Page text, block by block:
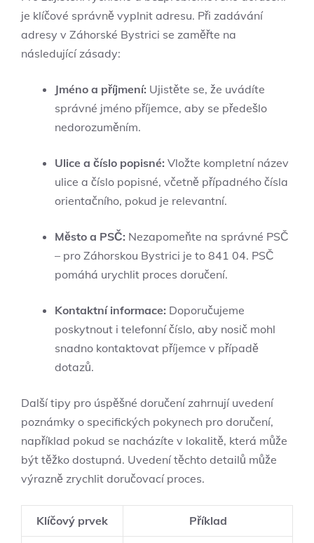
je klíčové správně vyplnit ⁤adresu. ⁤Při⁤ zadávání
adresy v⁢ Záhorské Bystrici se zaměřte na
následující zásady:
Jméno a příjmení: Ujistěte ⁣se, že uvádíte
správné jméno příjemce, aby se předešlo
nedorozuměním.
Ulice a číslo popisné: Vložte kompletní název
ulice a číslo popisné, včetně případného‌ čísla
orientačního, pokud je relevantní.
Město a PSČ: Nezapomeňte na správné PSČ
– pro Záhorskou​ Bystrici je to 841 04. PSČ
pomáhá urychlit proces doručení.
Kontaktní informace: Doporučujeme
poskytnout i ⁢telefonní⁢ číslo, aby nosič ⁢mohl
snadno kontaktovat‌ příjemce v případě
dotazů.
Další tipy pro úspěšné doručení zahrnují uvedení
⁢poznámky o ​specifických pokynech pro doručení,
například pokud se nacházíte v lokalitě, která​ může
být těžko dostupná. Uvedení těchto detailů⁣ může
výrazně zrychlit doručovací proces.
Klíčový prvek Příklad